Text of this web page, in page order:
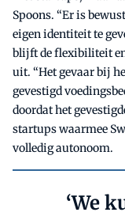
Spoons. “Er is
eigen identiteit te
blijft de flexibiliteit en
uit. “Het gevaar bij
gevestigd
doordat het
startups waarmee
volledig autonoom.
‘We